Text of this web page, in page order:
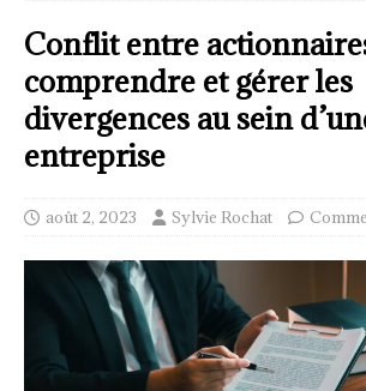
Conflit entre
comprendre et gérer les
divergences au sein
entreprise
août 2, 2023 Sylvie Rochat